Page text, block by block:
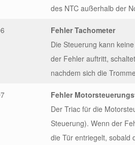
des NTC außerhalb der
Fehler Tachometer
Die Steuerung kann
der Fehler auftritt,
nachdem sich die
Fehler
Der Triac für die
Steuerung). Wenn der
die Tür entriegelt, sobald